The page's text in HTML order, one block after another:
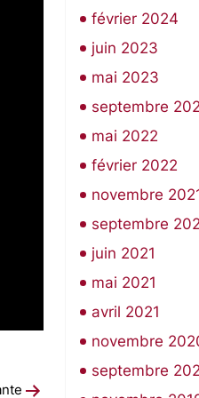
février 2024
juin 2023
mai 2023
septembre
mai 2022
février 2022
novembre
septembre
juin 2021
mai 2021
avril 2021
novembre
septembre